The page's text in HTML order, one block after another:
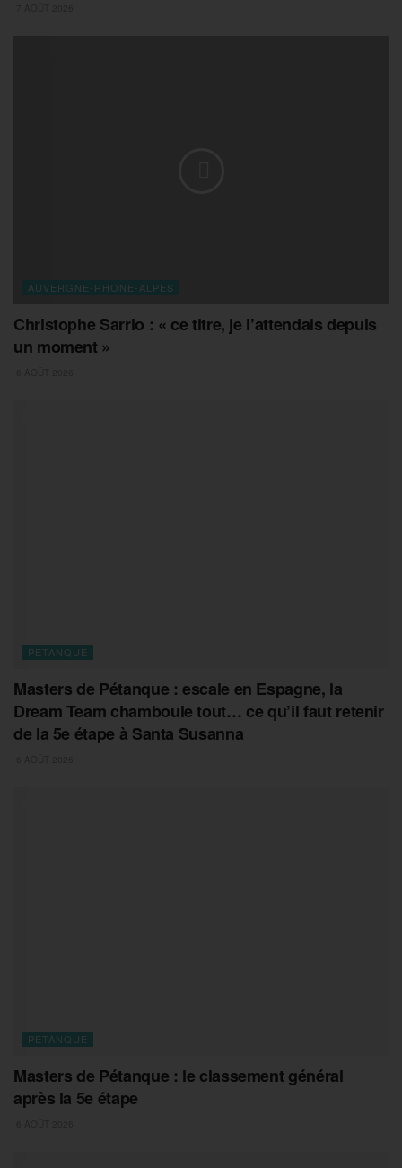
AUVERGNE-RHONE-ALPES
Christophe Sarrio : « ce titre, je l’attendais depuis
un moment »
PETANQUE
Masters de Pétanque : escale en Espagne, la
Dream Team chamboule tout… ce qu’il faut retenir
de la 5e étape à Santa Susanna
PETANQUE
Masters de Pétanque : le classement général
après la 5e étape